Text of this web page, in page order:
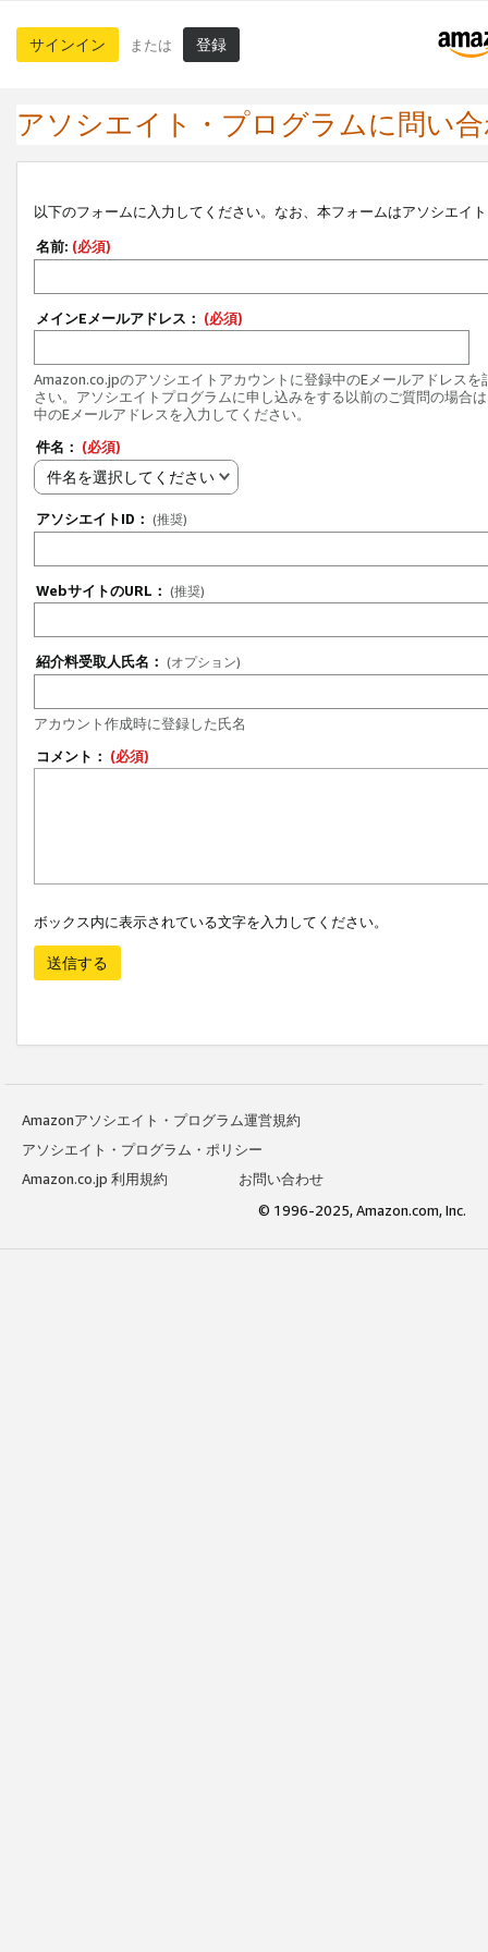
サインイン または 登録
アソシエイト・プログラムに問い
以下のフォームに入力してください。なお、本フォームはアソシエイ
名前: (必須)
メインEメールアドレス： (必須)
Amazon.co.jpのアソシエイトアカウントに登録中のEメールアドレスを
さい。アソシエイトプログラムに申し込みをする以前のご質問の場合
中のEメールアドレスを入力してください。
件名： (必須)
件名を選択してください
アソシエイトID： (推奨)
WebサイトのURL： (推奨)
紹介料受取人氏名： (オプション)
アカウント作成時に登録した氏名
コメント： (必須)
ボックス内に表示されている文字を入力してください。
送信する
Amazonアソシエイト・プログラム運営規約
アソシエイト・プログラム・ポリシー
Amazon.co.jp 利用規約
お問い合わせ
© 1996-2025, Amazon.com, Inc.